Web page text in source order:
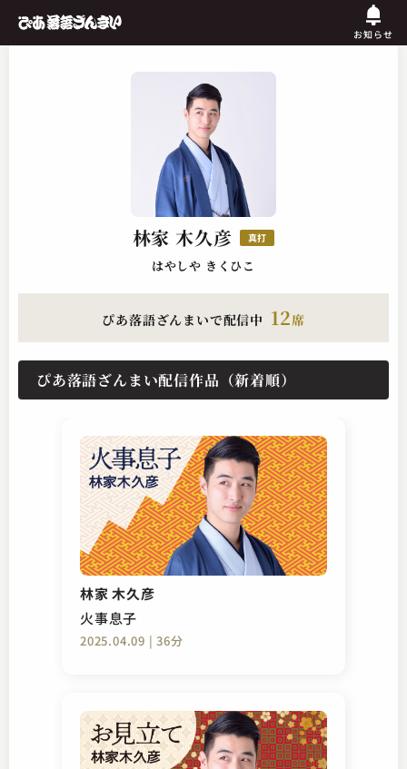
お知らせ
林家 木久彦 真打
はやしや きくひこ
ぴあ落語ざんまいで配信中 12席
ぴあ落語ざんまい配信作品（新着順）
林家 木久彦
火事息子
2025.04.09 | 36分